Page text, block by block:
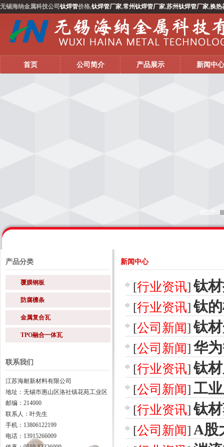
无锡海纳金属科技公司 钛焊管价格,钛焊管厂家,常州钛焊管厂家,苏州钛焊管厂家,换热
首页 公司简介 产品展示 新闻中心
产品分类
覆膜钢板
防腐檩条
金属复合瓦
TPO融合一体瓦
联系我们
江苏海耐新材料有限公司
地址：无锡市惠山区洛社镇花苑工业区
邮编：214000
联系人：叶先生
手机：13806122199
电话：13915266009
新闻中心
[行业资讯] 钛
[行业资讯] 钛
[公司新闻] 钛
[公司新闻] 华
[行业资讯] 钛
[公司新闻] 工
[行业资讯] 钛
[公司新闻] A股